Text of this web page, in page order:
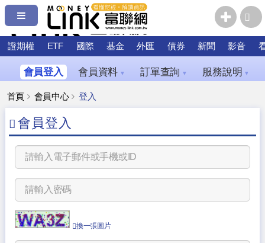
證期權 ETF 國際 基金 外匯 債券 新聞 影音
會員登入 會員資料 ▼ 訂單查詢 ▼ 服務說明 ▼
首頁 會員中心 登入
會員登入
換一張圖片